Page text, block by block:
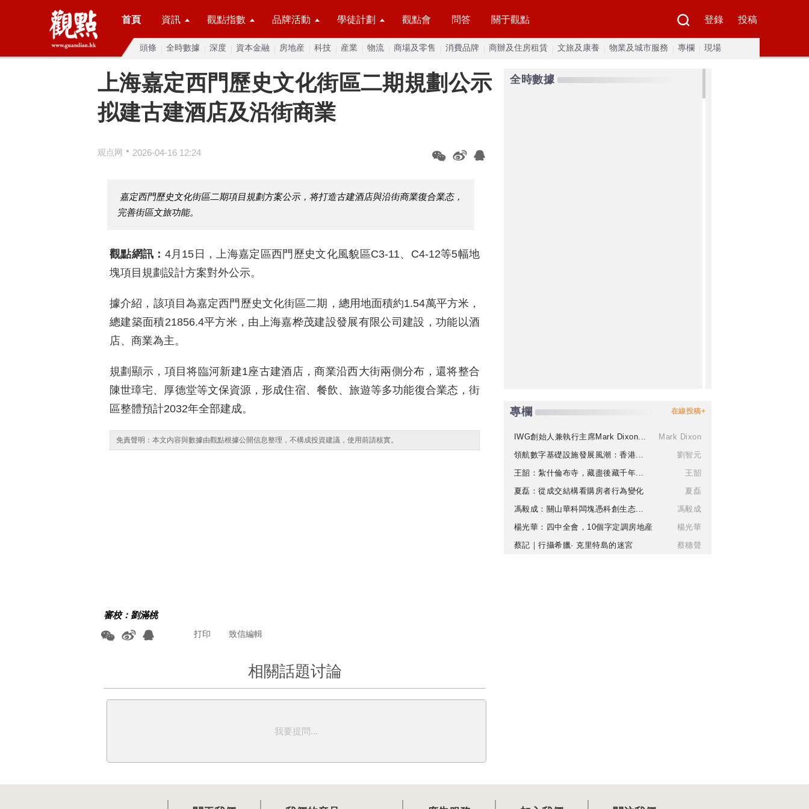
首頁 資訊 觀點指數 品牌活動 學徒計劃 觀點會 問答 關于觀點 登錄 投稿
頭條 全時數據 深度 資本金融 房地産 科技 産業 物流 商場及零售 消費品牌 商辦及住房租賃 文旅及康養 物業及城市服務 專欄 現場
上海嘉定西門歷史文化街區二期規劃公示
拟建古建酒店及沿街商業
观点网 • 2026-04-16 12:24
嘉定西門歷史文化街區二期項目規劃方案公示，将打造古建酒店與沿街商業復合業态，
完善街區文旅功能。
觀點網訊： 4月15日，上海嘉定區西門歷史文化風貌區C3-11、C4-12等5幅地
塊項目規劃設計方案對外公示。
據介紹，該項目為嘉定西門歷史文化街區二期，總用地面積約1.54萬平方米，
總建築面積21856.4平方米，由上海嘉桦茂建設發展有限公司建設，功能以酒
店、商業為主。
規劃顯示，項目将臨河新建1座古建酒店，商業沿西大街兩側分布，還将整合
陳世璋宅、厚德堂等文保資源，形成住宿、餐飲、旅遊等多功能復合業态，街
區整體預計2032年全部建成。
免責聲明：本文内容與數據由觀點根據公開信息整理，不構成投資建議，使用前請核實。
審校：劉滿桃
致信編輯
打印
相關話題讨論
我要提問...
全時數據
專欄 在線投稿+
IWG創始人兼執行主席Mark Dixon...
Mark Dixon
領航數字基礎設施發展風潮：香港...
劉智元
王韶：紮什倫布寺，藏盡後藏千年...
王韶
夏磊：從成交結構看購房者行為變化
夏磊
馮毅成：關山華科闆塊憑科創生态...
馮毅成
楊光華：四中全會，10個字定調房地産
楊光華
蔡記｜行攝希臘· 克里特島的迷宮
蔡穗聲